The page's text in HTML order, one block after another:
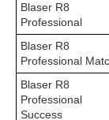
Blaser R8
Professional
Blaser R8
Professional
Blaser R8
Professional
Success